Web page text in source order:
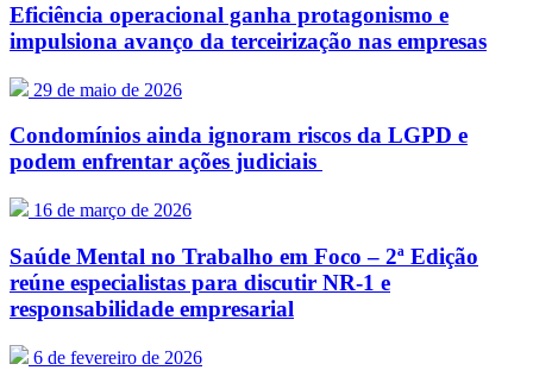
Eficiência operacional ganha protagonismo e
impulsiona avanço da terceirização nas empresas
29 de maio de 2026
Condomínios ainda ignoram riscos da LGPD e
podem enfrentar ações judiciais
16 de março de 2026
Saúde Mental no Trabalho em Foco – 2ª Edição
reúne especialistas para discutir NR-1 e
responsabilidade empresarial
6 de fevereiro de 2026